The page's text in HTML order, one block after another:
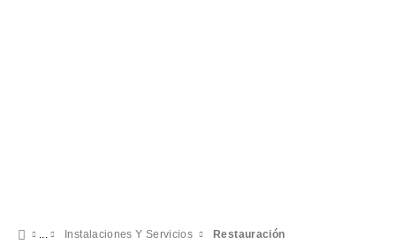
Instalaciones Y Servicios Restauración